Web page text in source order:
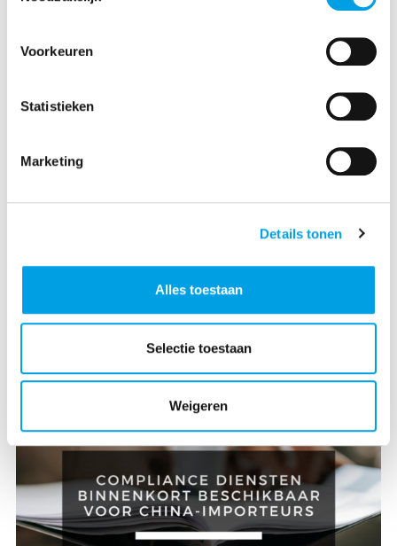
Voorkeuren
Statistieken
Marketing
Details tonen
Alles toestaan
Selectie toestaan
Weigeren
Zee, lucht, trein of binnenvaart? Ontdek de voor-
zelfverzekerd de beste optie voor jouw kostbare
lading.